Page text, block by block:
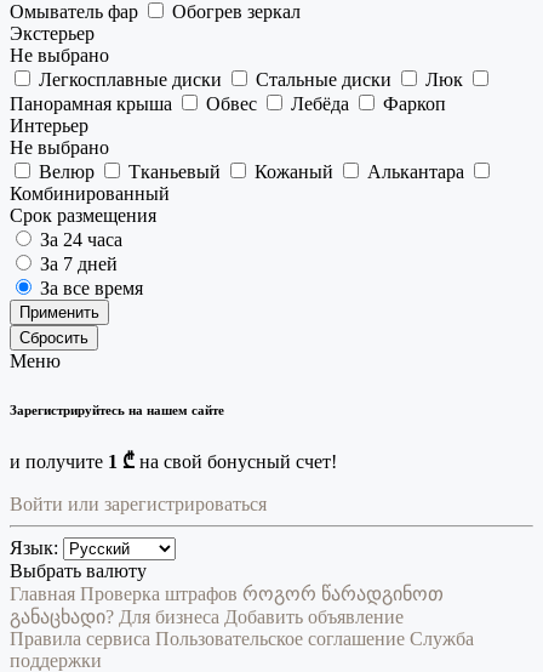
Омыватель фар
Обогрев зеркал
Экстерьер
Не выбрано
Легкосплавные диски
Стальные диски
Люк
Панорамная крыша
Обвес Лебёда
Фаркоп
Интерьер
Не выбрано
Велюр
Тканьевый Кожаный
Алькантара
Комбинированный
Срок размещения
За 24 часа
За 7 дней
За все время
Применить
Сбросить
Меню
Зарегистрируйтесь на нашем сайте
и получите 1 ₾ на свой бонусный счет!
Войти или зарегистрироваться
Язык:
Выбрать валюту
Главная Проверка штрафов როგორ წარადგინოთ
განაცხადი? Для бизнеса Добавить объявление
Правила сервиса Пользовательское соглашение Служба
поддержки